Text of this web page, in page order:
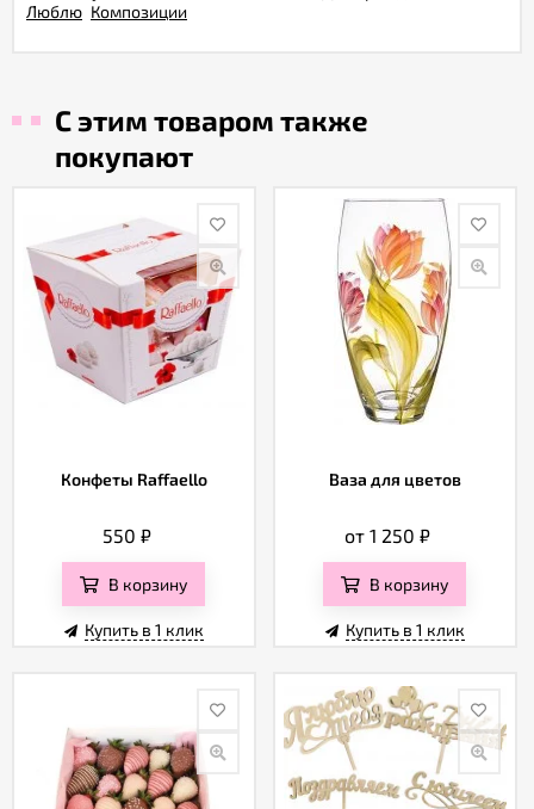
Люблю Композиции
С этим товаром также
покупают
Конфеты Raffaello
550 ₽
В корзину
Купить в 1 клик
Ваза для цветов
от 1 250₽
В корзину
Купить в 1 клик